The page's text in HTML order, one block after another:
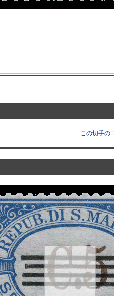
この切手の